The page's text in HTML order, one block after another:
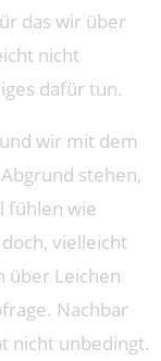
das wir über
nicht
dafür tun.
wir mit dem
stehen,
fühlen wie
vielleicht
über Leichen
Nachbar
nicht unbedingt.